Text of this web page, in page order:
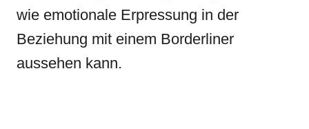
wie emotionale Erpressung in der
Beziehung mit einem Borderliner
aussehen kann.